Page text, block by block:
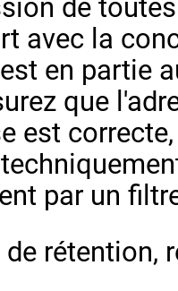
de
avec la
en partie
que
est
par un
rétention,